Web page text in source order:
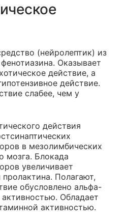
(нейролептик) из
Оказывает
действие, а
действие.
слабее, чем у
действия
в мезолимбических
мозга. Блокада
увеличивает
Полагают,
обусловлено альфа-
Обладает
активностью.